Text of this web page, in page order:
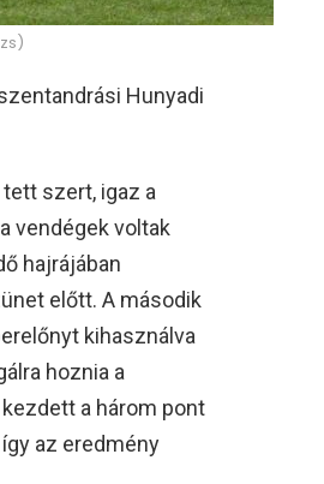
Hunyadi
szert, igaz a
vendégek voltak
hajrájában
előtt. A második
kihasználva
hoznia a
a három pont
az eredmény